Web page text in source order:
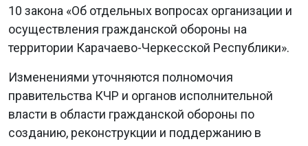
10 закона «Об отдельных вопросах организации и
осуществления гражданской обороны на
территории Карачаево-Черкесской Республики».
Изменениями уточняются полномочия
правительства КЧР и органов исполнительной
власти в области гражданской обороны по
созданию, реконструкции и поддержанию в